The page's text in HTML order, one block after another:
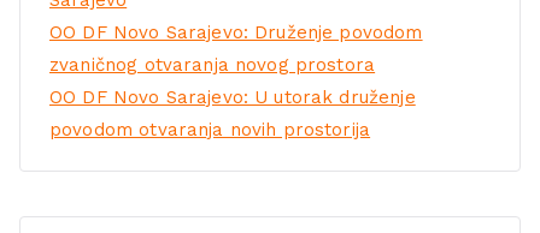
OO DF Novo Sarajevo: Druženje povodom
zvaničnog otvaranja novog prostora
OO DF Novo Sarajevo: U utorak druženje
povodom otvaranja novih prostorija